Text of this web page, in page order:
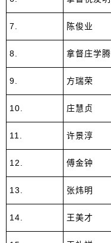
7. 陈俊业
8. 拿督庄学腾
9. 方瑞荣
10. 庄慧贞
11. 许景淳
12. 傅金钟
13. 张炜明
14. 王美才